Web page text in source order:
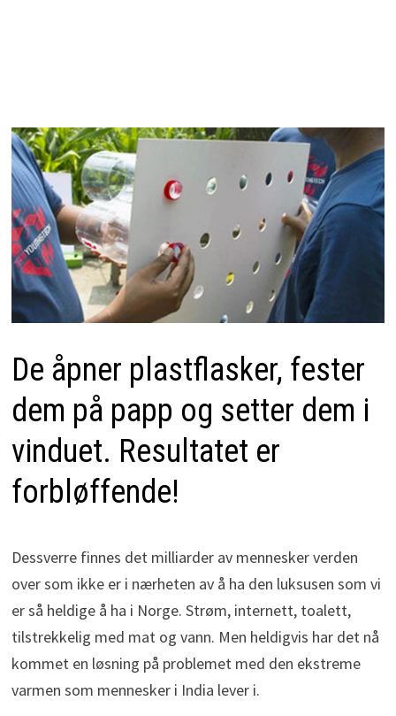
De åpner plastflasker, fester
dem på papp og setter dem i
vinduet. Resultatet er
forbløffende!
Dessverre finnes det milliarder av mennesker verden
over som ikke er i nærheten av å ha den luksusen som vi
er så heldige å ha i Norge. Strøm, internett, toalett,
tilstrekkelig med mat og vann. Men heldigvis har det nå
kommet en løsning på problemet med den ekstreme
varmen som mennesker i India lever i.